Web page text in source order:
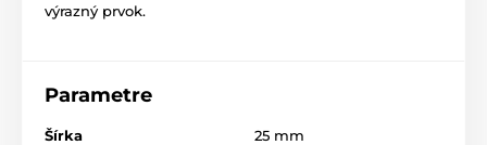
výrazný prvok.
Parametre
Šírka 25 mm